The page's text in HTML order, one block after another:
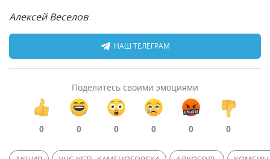
Алексей Веселов
НАШ ТЕЛЕГРАМ
Поделитесь своими эмоциями
0 0 0 0 0 0